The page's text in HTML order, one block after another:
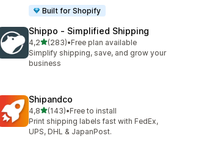
Built for Shopify
Shippo ‑ Simplified Shipping
4,2stelle su 5
(283)
283 recensioni totali
•Free plan available
Simplify shipping, save, and grow your
business
Shipandco
4,8stelle su 5
(143)
143 recensioni totali
•Free to install
Print shipping labels fast with FedEx,
UPS, DHL & JapanPost.